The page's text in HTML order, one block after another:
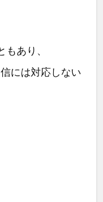
あり、
には対応しない